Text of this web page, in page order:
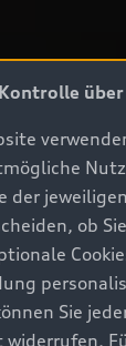
der
ob
Sie